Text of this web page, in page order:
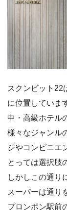
スクンビット22
に位置していま
中・高級ホテル
様々なジャンル
ジやコンビニエ
とっては選択肢
しかしこの通り
スーパーは通り
プロンポン駅前